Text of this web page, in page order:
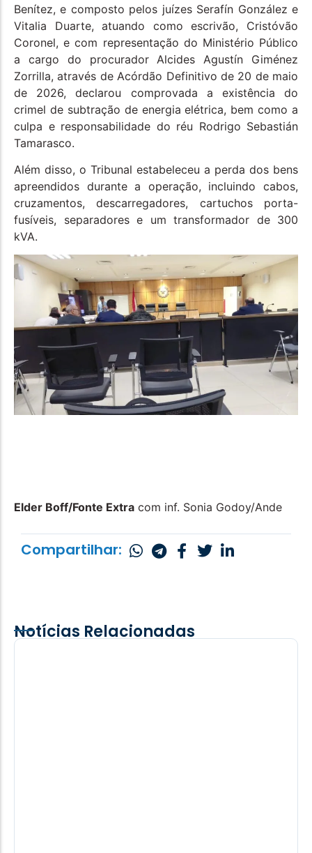
Benítez, e composto pelos juízes Serafín González e
Vitalia Duarte, atuando como escrivão, Cristóvão
Coronel, e com representação do Ministério Público
a cargo do procurador Alcides Agustín Giménez
Zorrilla, através de Acórdão Definitivo de 20 de maio
de 2026, declarou comprovada a existência do
crimel de subtração de energia elétrica, bem como a
culpa e responsabilidade do réu Rodrigo Sebastián
Tamarasco.
Além disso, o Tribunal estabeleceu a perda dos bens
apreendidos durante a operação, incluindo cabos,
cruzamentos, descarregadores, cartuchos porta-
fusíveis, separadores e um transformador de 300
kVA.
Elder Boff/Fonte Extra com inf. Sonia Godoy/Ande
Compartilhar:
Notícias Relacionadas